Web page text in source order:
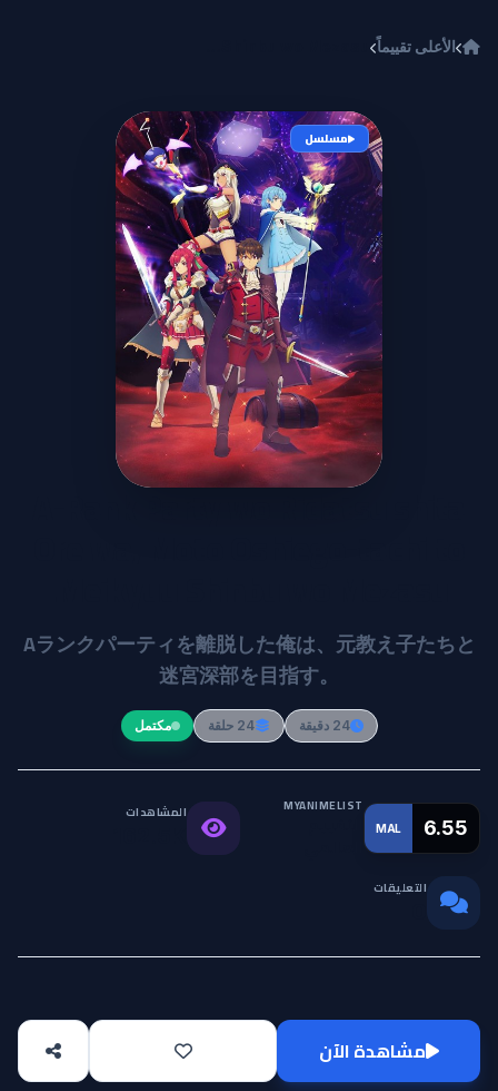
الأعلى تقييماً
مسلسل
A-Rank Party wo Ridatsu shita
Aランクパーティを離脱した俺は、元教え子たちと
迷宮深部を目指す。
24 دقيقة 24 حلقة مكتمل
MAL 6.55
MYANIMELIST المشاهدات
التعليقات
مشاهدة الآن